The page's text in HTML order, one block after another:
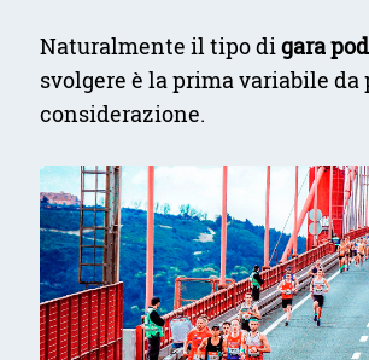
Naturalmente il tipo digara
svolgere è la prima variabile
considerazione.